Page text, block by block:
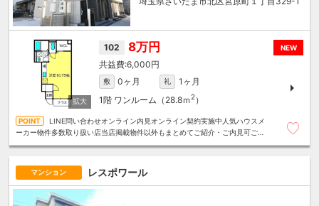
NEW
102 8万円
6,000円
敷 0ヶ月 礼
1ヶ月
1階 ワンルーム（28.8ｍ 2）
LINE問い合わせオンライン内見オンライン契約実施中人気ハウスメ
ーカー物件多数取り扱い店当店掲載物件以外もまとめてご紹介・ご内見可ご予
マンション レスポワール